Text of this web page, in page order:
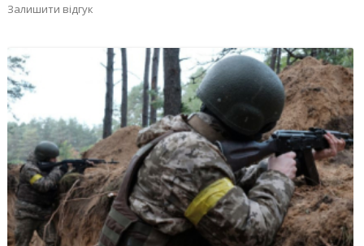
Залишити відгук